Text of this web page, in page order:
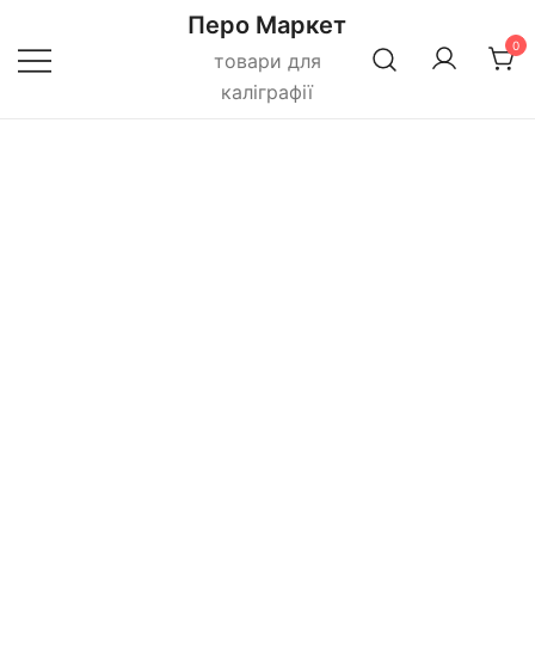
до
вмісту
Перо Маркет
товари для
каліграфії
0